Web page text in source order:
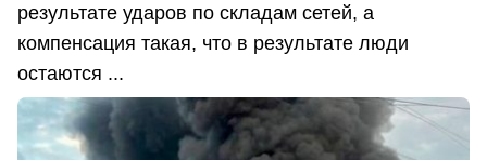
результате ударов по складам сетей, а
компенсация такая, что в результате люди
остаются ...